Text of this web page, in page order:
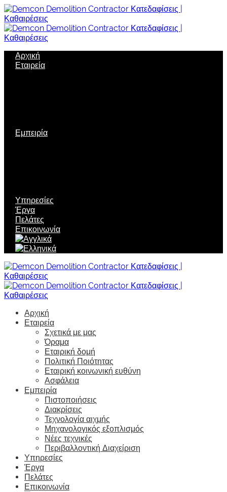
Αρχική
Εταιρεία
Εμπειρία
Υπηρεσίες
Έργα
Πελάτες
Επικοινωνία
Αρχική
Εταιρεία
Σχετικά με μας
Όραμα
Εταιρική δομή
Πολιτική Ποιότητας
Εταιρική κοινωνική ευθύνη
Ασφάλεια
Εμπειρία
Πιστοποιήσεις
Διακρίσεις
Τεχνολογία αιχμής
Μηχανολογικός εξοπλισμός
Νέες τεχνικές
Περιβαλλοντική Διαχείριση
Υπηρεσίες
Έργα
Πελάτες
Επικοινωνία